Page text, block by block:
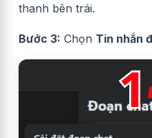
thanh bên trái.
Bước 3: Chọn Tin nhắn